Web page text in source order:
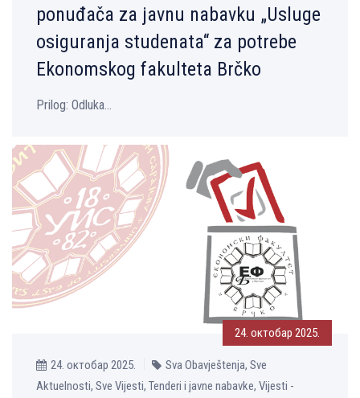
ponuđača za javnu nabavku „Usluge
osiguranja studenata“ za potrebe
Ekonomskog fakulteta Brčko
Prilog: Odluka...
24. октобар 2025.
24. октобар 2025.
Sva Obavještenja, Sve
Aktuelnosti, Sve Vijesti, Tenderi i javne nabavke, Vijesti -